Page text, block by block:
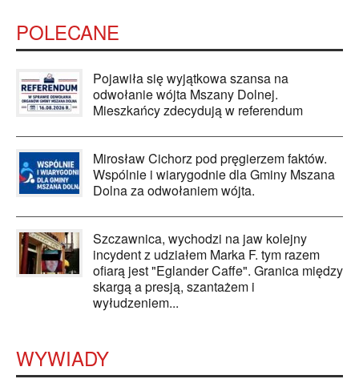
POLECANE
Pojawiła się wyjątkowa szansa na
odwołanie wójta Mszany Dolnej.
Mieszkańcy zdecydują w referendum
Mirosław Cichorz pod pręgierzem faktów.
Wspólnie i wiarygodnie dla Gminy Mszana
Dolna za odwołaniem wójta.
Szczawnica, wychodzi na jaw kolejny
incydent z udziałem Marka F. tym razem
ofiarą jest "Eglander Caffe". Granica między
skargą a presją, szantażem i
wyłudzeniem...
WYWIADY